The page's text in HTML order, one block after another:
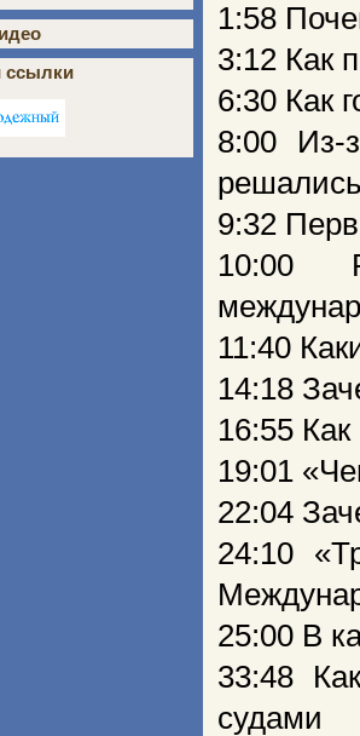
1:58
3:12 Как
6:30 Как
8:00 Из-
9:32
10:00
11:40
14:18
16:55
19:01
22:04
24:10
25:00 В
33:48
судами
ссылки